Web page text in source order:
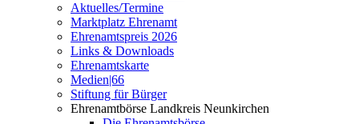
Aktuelles/Termine
Marktplatz Ehrenamt
Ehrenamtspreis 2026
Links & Downloads
Ehrenamtskarte
Medien|66
Stiftung für Bürger
Ehrenamtbörse Landkreis Neunkirchen